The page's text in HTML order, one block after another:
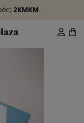
2KMKM